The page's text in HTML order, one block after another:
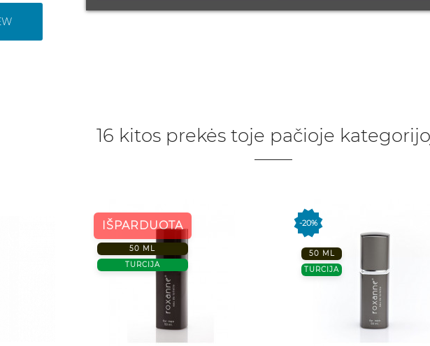
16 kitos prekės toje pačioje
IŠPARDUOTA
50 ML
TURCIJA
-20%
50 ML
TURCIJA